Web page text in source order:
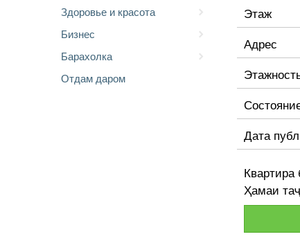
Здоровье и красота
Бизнес
Барахолка
Отдам даром
Этаж
Адрес
Дата
Ҳамаи